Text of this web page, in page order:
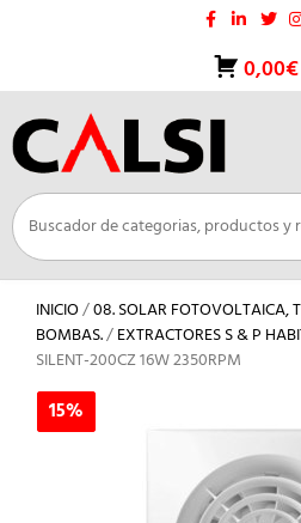
0,00€
INICIO/08. SOLAR FOTOVOLTAICA,
BOMBAS./EXTRACTORES S & P
SILENT-200CZ 16W 2350RPM
15%
15%